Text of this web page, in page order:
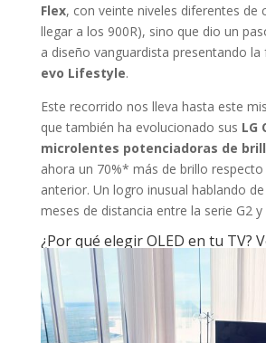
Flex, con veinte niveles diferentes de
llegar a los 900R), sino que dio un
a diseño vanguardista presentando la
evo Lifestyle.
Este recorrido nos lleva hasta este
que también ha evolucionado sus LG
microlentes potenciadoras de
ahora un 70%* más de brillo
anterior. Un logro inusual hablando de
meses de distancia entre la serie G2 y
¿Por qué elegir OLED en tu TV?